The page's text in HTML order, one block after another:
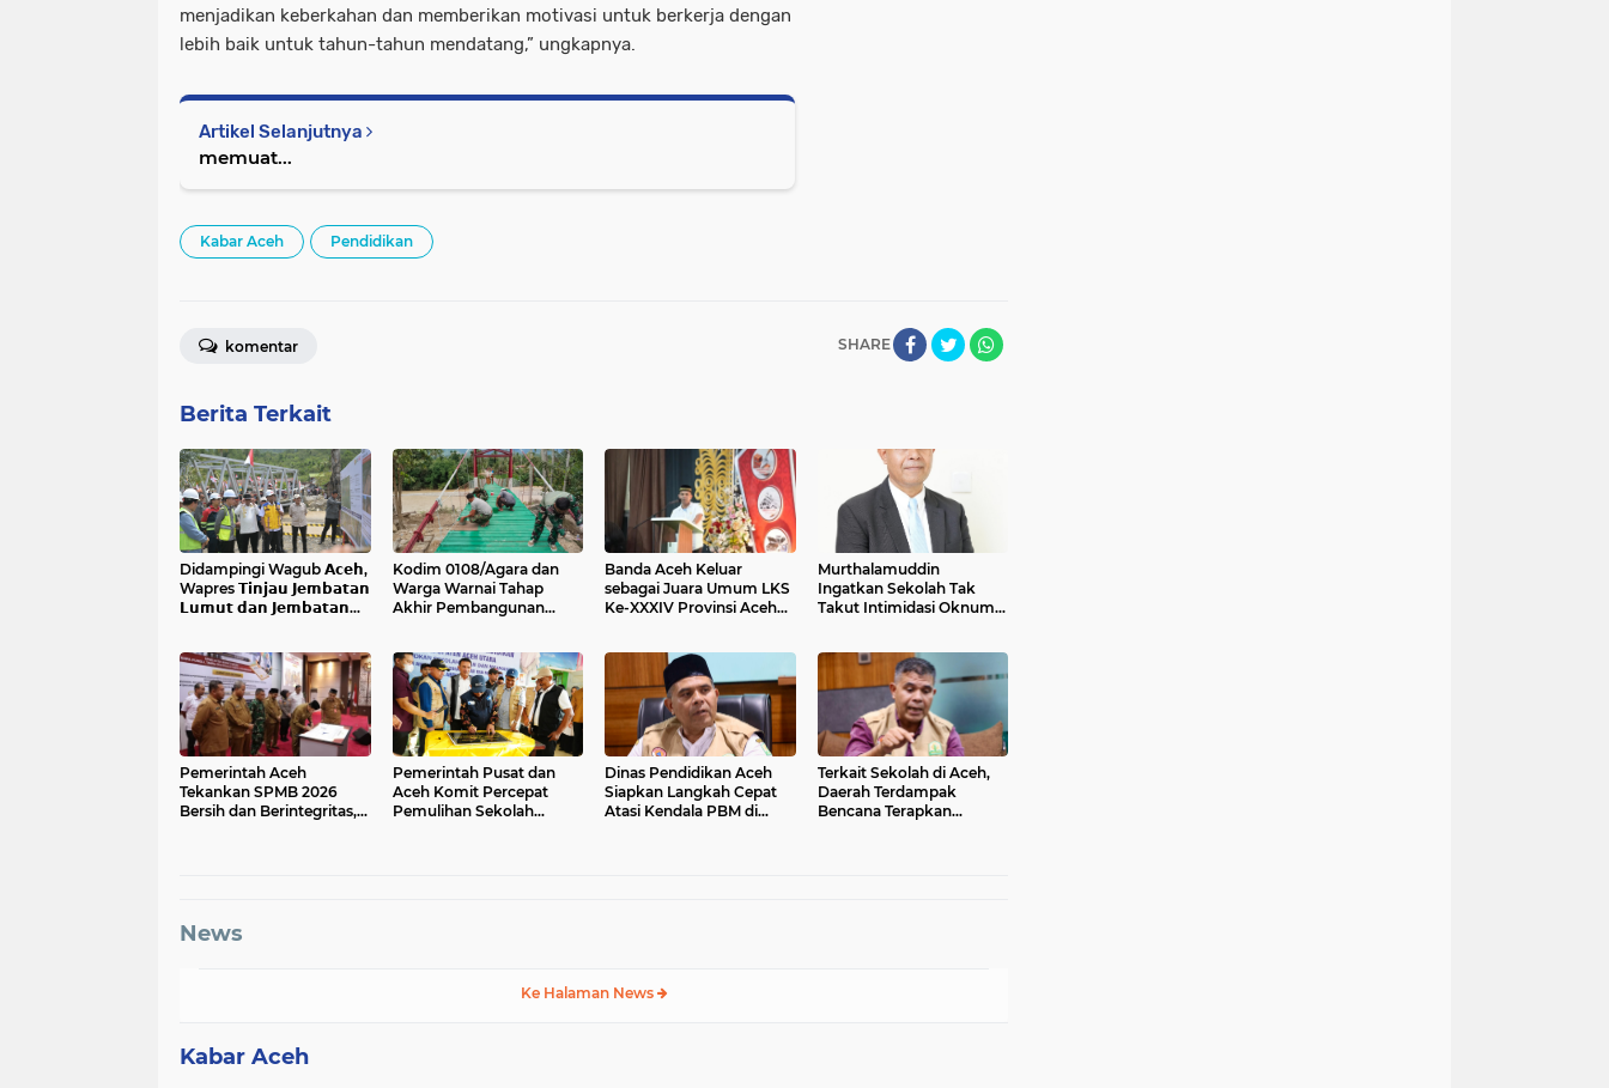
menjadikan keberkahan dan memberikan motivasi untuk berkerja dengan
lebih baik untuk tahun-tahun mendatang,” ungkapnya.
Artikel Selanjutnya
memuat...
Kabar Aceh Pendidikan
SHARE
komentar
Berita Terkait
Didampingi Wagub 𝗔𝗰𝗲𝗵,
Wapres 𝗧𝗶𝗻𝗷𝗮𝘂 𝗝𝗲𝗺𝗯𝗮𝘁𝗮𝗻
𝗟𝘂𝗺𝘂𝘁 𝗱𝗮𝗻 𝗝𝗲𝗺𝗯𝗮𝘁𝗮𝗻
Kodim 0108/Agara dan
Warga Warnai Tahap
Akhir Pembangunan
Banda Aceh Keluar
sebagai Juara Umum LKS
Ke-XXXIV Provinsi Aceh
Murthalamuddin
Ingatkan Sekolah Tak
Takut Intimidasi Oknum
Pemerintah Aceh
Tekankan SPMB 2026
Bersih dan Berintegritas,
Pemerintah Pusat dan
Aceh Komit Percepat
Pemulihan Sekolah
Dinas Pendidikan Aceh
Siapkan Langkah Cepat
Atasi Kendala PBM di
Terkait Sekolah di Aceh,
Daerah Terdampak
Bencana Terapkan
News
Ke Halaman News
Kabar Aceh